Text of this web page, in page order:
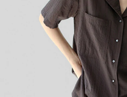
#신상7%할인 #
#MD추천 #당일발송